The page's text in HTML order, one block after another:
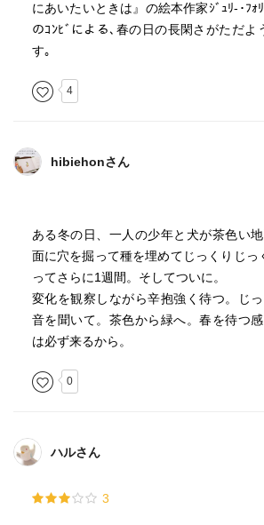
にあいたいときは』の絵本作家ｼﾞｭﾘ-･ﾌｫﾘ
のｺﾝﾋﾞによる､春の日の長閑さがただよ
す｡
4
hibiehonさん
ある冬の日、一人の少年と犬が茶色い
面に穴を掘って種を埋めてじっくりじっ
ってさらに1週間。そしてついに。
変化を観察しながら辛抱強く待つ。じ
音を聞いて。茶色から緑へ。春を待つ
は必ず来るから。
0
ハルさん
3